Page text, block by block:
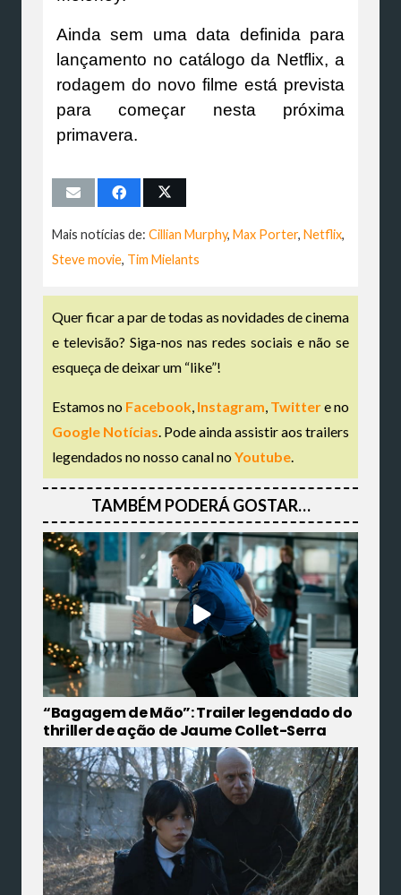
Ainda sem uma data definida para
lançamento no catálogo da Netflix, a
rodagem do novo filme está prevista
para começar nesta próxima
primavera.
Mais notícias de: Cillian Murphy, Max Porter, Netflix,
Steve movie, Tim Mielants
Quer ficar a par de todas as novidades de cinema
e televisão? Siga-nos nas redes sociais e não se
esqueça de deixar um “like”!
Estamos no Facebook, Instagram, Twittere no
Google Notícias. Pode ainda assistir aos trailers
legendados no nosso canal noYoutube.
TAMBÉM PODERÁ GOSTAR…
“Bagagem de Mão”: Trailer legendado do
thriller de ação de Jaume Collet-Serra